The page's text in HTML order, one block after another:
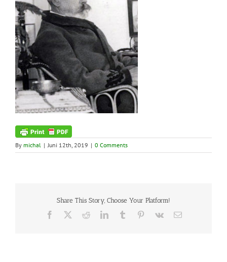
By michal | Juni 12th, 2019 | 0 Comments
Share This Story, Choose Your Platform!
Facebook RedditLinkedInTumblr Pinterest
Vk Email